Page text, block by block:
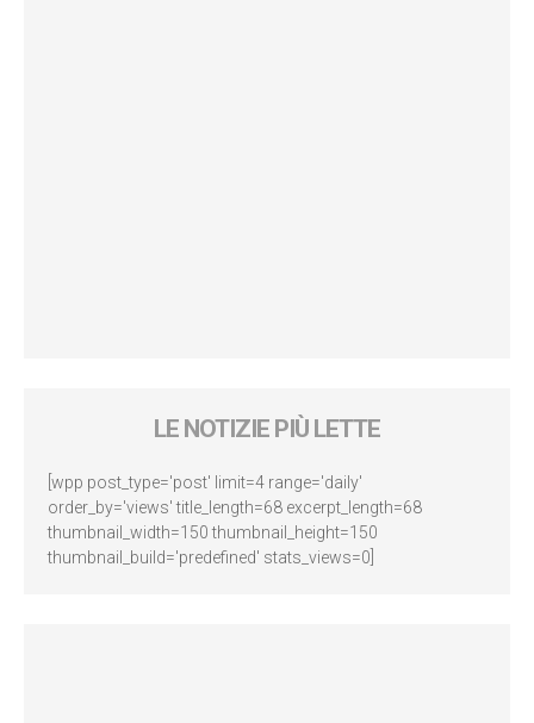
LE NOTIZIE PIÙ LETTE
[wpp post_type='post' limit=4 range='daily'
order_by='views' title_length=68 excerpt_length=68
thumbnail_width=150 thumbnail_height=150
thumbnail_build='predefined' stats_views=0]